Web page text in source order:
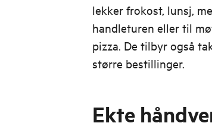
lekker frokost, lunsj,
handleturen eller til
pizza. De tilbyr også
større bestillinger.
Ekte